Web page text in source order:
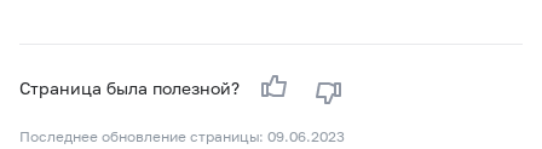
Страница была полезной?
Последнее обновление страницы: 09.06.2023